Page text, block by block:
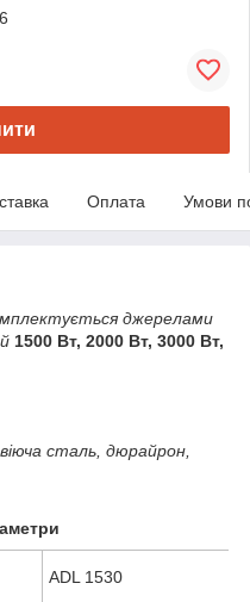
Оплата Умови
джерелами
1500 Вт, 2000 Вт, 3000 Вт,
сталь, дюрайрон,
ADL 1530